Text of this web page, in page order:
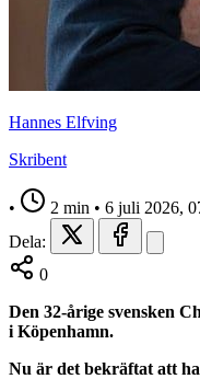
Hannes Elfving
Skribent
• 2 min • 6 juli 2026,
Dela:
0
Den 32-årige svensken
i Köpenhamn.
Nu är det bekräftat att